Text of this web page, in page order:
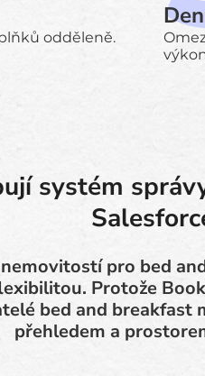
odděleně.
systém
pro bed
Protože
bed and
přehledem a